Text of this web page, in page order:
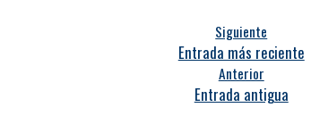
Siguiente
Entrada más reciente
Anterior
Entrada antigua